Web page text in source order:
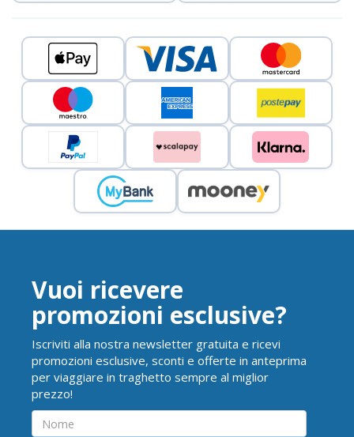
Vuoi ricevere
promozioni esclusive?
Iscriviti alla nostra newsletter gratuita e ricevi
promozioni esclusive, sconti e offerte in anteprima
per viaggiare in traghetto sempre al miglior
prezzo!